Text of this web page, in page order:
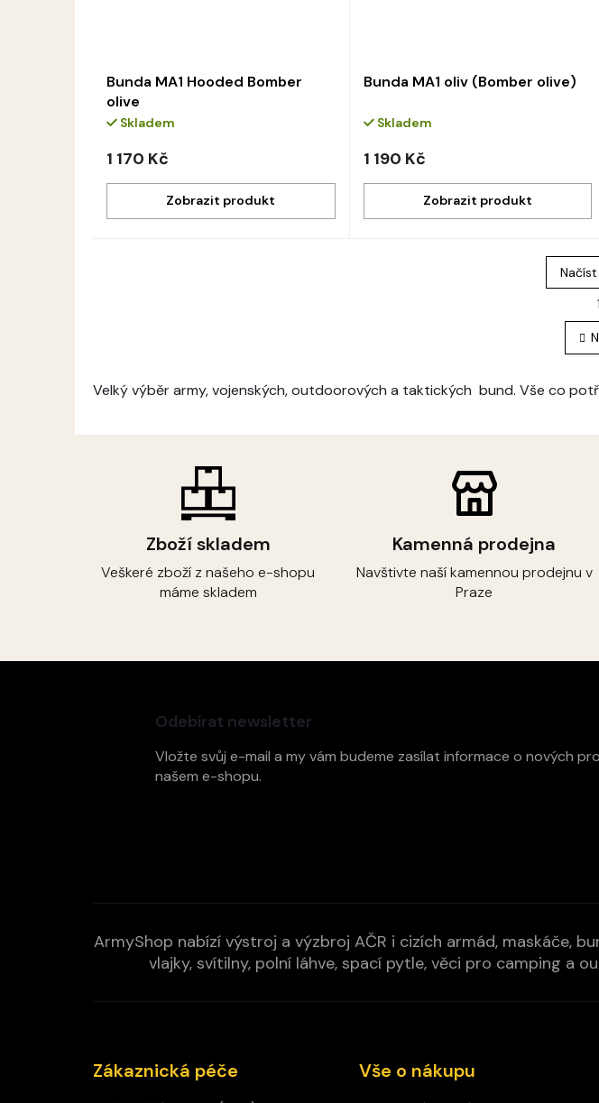
Bunda MA1 Hooded Bomber
olive
Skladem
1 170 Kč
Bunda MA1 oliv (Bomber olive)
Skladem
1 190 Kč
Načíst
1
Velký výběr army, vojenských, outdoorových a taktických bund. Vše co
Zboží skladem
Veškeré zboží z našeho e-shopu
máme skladem
Kamenná prodejna
Navštivte naší kamennou prodejnu v
Praze
Odebírat newsletter
Vložte svůj e-mail a my vám budeme zasílat informace o nových
našem e-shopu.
ArmyShop nabízí výstroj a výzbroj AČR i cizích armád, maskáče,
vlajky, svítilny, polní láhve, spací pytle, věci pro camping a
Zákaznická péče Vše o nákupu